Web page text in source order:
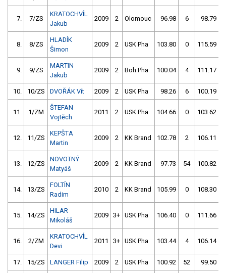
7. 7/ZS
KRATOCHVÍL
Jakub
2009 2 Olomouc 96.98 6 98.79
8. 8/ZS
HLADÍK
Šimon
2009 2 USK Pha 103.80 0 115.59
9. 9/ZS
MARTIN
Jakub
2009 2 Boh.Pha 100.04 4 111.17
10. 10/ZS DVOŘÁK Vít 2009 2 USK Pha 98.26 6 100.19
11. 1/ZM
ŠTEFAN
Vojtěch
2011 2 USK Pha 104.66 0 103.62
12. 11/ZS
KEPŠTA
Martin
2009 2 KK Brand 102.78 2 106.11
13. 12/ZS
NOVOTNÝ
Matyáš
2009 2 KK Brand 97.73 54 100.82
14. 13/ZS
FOLTÍN
Radim
2010 2 KK Brand 105.99 0 108.30
15. 14/ZS
HILAR
Mikoláš
2009 3+ USK Pha 106.40 0 111.66
16. 2/ZM
KRATOCHVÍL
Devi
2011 3+ USK Pha 103.44 4 106.14
17. 15/ZS LANGER Filip 2009 2 USK Pha 100.92 52 99.50